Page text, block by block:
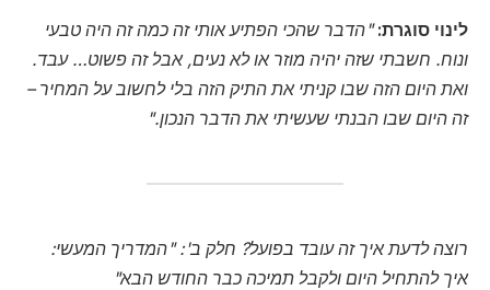
לינוי סוגרת: "הדבר שהכי הפתיע אותי זה כמה זה היה טבעי
ונוח. חשבתי שזה יהיה מוזר או לא נעים, אבל זה פשוט… עבד.
ואת היום הזה שבו קניתי את התיק הזה בלי לחשוב על המחיר –
זה היום שבו הבנתי שעשיתי את הדבר הנכון."
רוצה לדעת איך זה עובד בפועל? חלק ב': "המדריך המעשי:
איך להתחיל היום ולקבל תמיכה כבר החודש הבא"